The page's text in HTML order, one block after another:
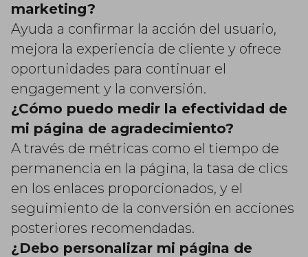
marketing?
Ayuda a confirmar la acción del usuario,
mejora la experiencia de cliente y ofrece
oportunidades para continuar el
engagement y la conversión.
¿Cómo puedo medir la efectividad de
mi página de agradecimiento?
A través de métricas como el tiempo de
permanencia en la página, la tasa de clics
en los enlaces proporcionados, y el
seguimiento de la conversión en acciones
posteriores recomendadas.
¿Debo personalizar mi página de